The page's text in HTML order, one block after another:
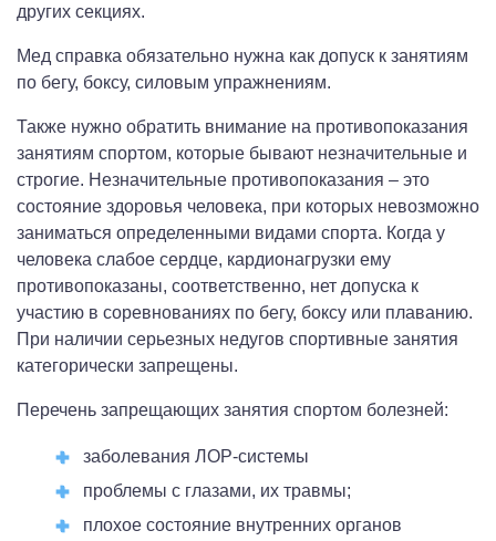
других секциях.
Мед справка обязательно нужна как допуск к занятиям
по бегу, боксу, силовым упражнениям.
Также нужно обратить внимание на противопоказания
занятиям спортом, которые бывают незначительные и
строгие. Незначительные противопоказания – это
состояние здоровья человека, при которых невозможно
заниматься определенными видами спорта. Когда у
человека слабое сердце, кардионагрузки ему
противопоказаны, соответственно, нет допуска к
участию в соревнованиях по бегу, боксу или плаванию.
При наличии серьезных недугов спортивные занятия
категорически запрещены.
Перечень запрещающих занятия спортом болезней:
заболевания ЛОР-системы
проблемы с глазами, их травмы;
плохое состояние внутренних органов